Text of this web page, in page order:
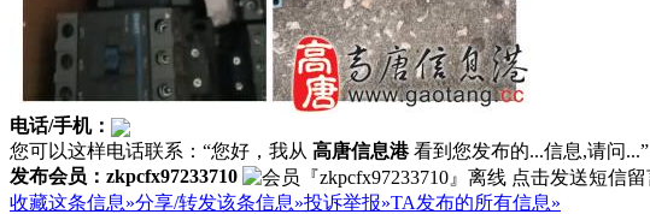
电话/手机：
您可以这样电话联系：“您好，我从 高唐信息港看到您发布的...信息,请问...”
发布会员：zkpcfx97233710
收藏这条信息»分享/转发该条信息»投诉举报»TA发布的所有信息»